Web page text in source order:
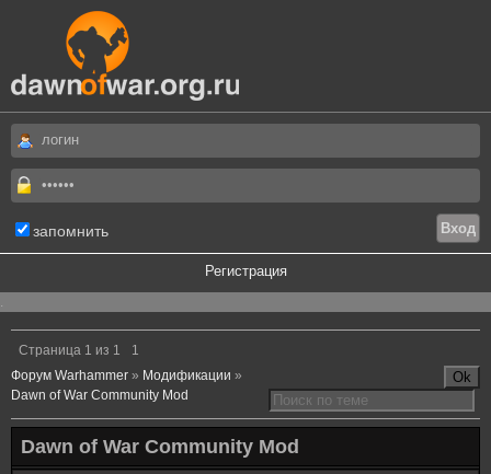
запомнить
Регистрация
.
Страница 1 из 1
1
Форум Warhammer » Модификации »
Dawn of War Community Mod
Dawn of War Community Mod